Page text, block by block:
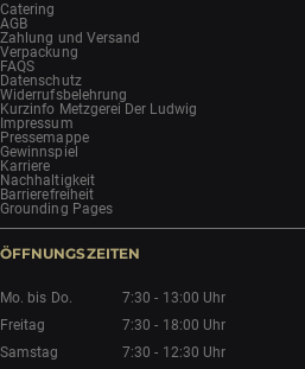
Catering
AGB
Zahlung und Versand
Verpackung
FAQS
Datenschutz
Widerrufsbelehrung
Kurzinfo Metzgerei Der Ludwig
Impressum
Pressemappe
Gewinnspiel
Karriere
Nachhaltigkeit
Barrierefreiheit
Grounding Pages
ÖFFNUNGSZEITEN
Mo. bis Do. 7:30 - 13:00 Uhr
Freitag
7:30 - 18:00 Uhr
Samstag
7:30 - 12:30 Uhr